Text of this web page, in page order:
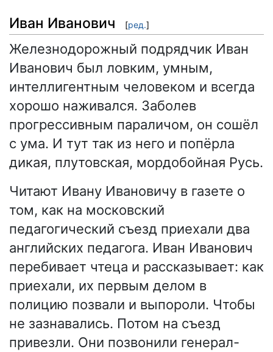
Иван Иванович [ред.]
Железнодорожный подрядчик Иван
Иванович был ловким, умным,
интеллигентным человеком и всегда
хорошо наживался. Заболев
прогрессивным параличом, он сошёл
с ума. И тут так из него и попёрла
дикая, плутовская, мордобойная Русь.
Читают Ивану Ивановичу в газете о
том, как на московский
педагогический съезд приехали два
английских педагога. Иван Иванович
перебивает чтеца и рассказывает: как
приехали, их первым делом в
полицию позвали и выпороли. Чтобы
не зазнавались. Потом на съезд
привезли. Они позвонили генерал-